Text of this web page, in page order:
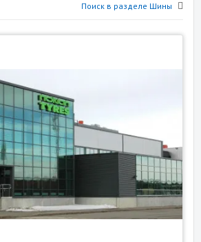
Поиск в разделе Шины